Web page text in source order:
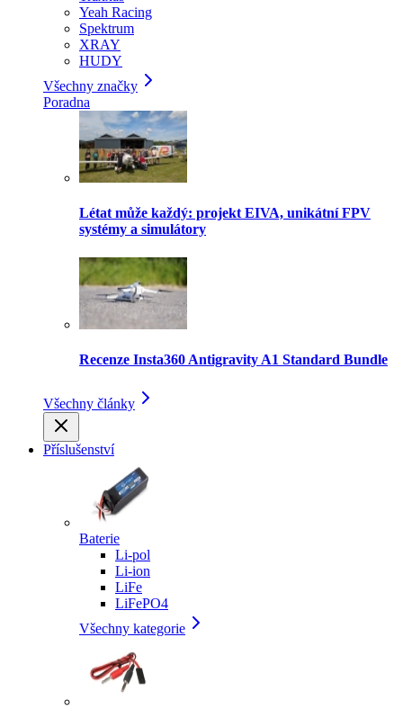
Yeah Racing
Spektrum
XRAY
HUDY
Všechny značky
Poradna
Létat může každý: projekt EIVA, unikátní FPV
systémy a simulátory
Recenze Insta360 Antigravity A1 Standard Bundle
Všechny články
Příslušenství
Baterie
Li-pol
Li-ion
LiFe
LiFePO4
Všechny kategorie